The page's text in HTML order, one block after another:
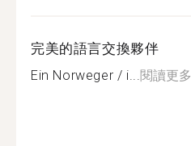
完美的語言交換夥伴
Ein Norweger / i...閱讀更多